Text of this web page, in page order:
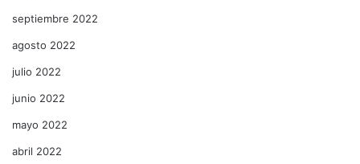
septiembre 2022
agosto 2022
julio 2022
junio 2022
mayo 2022
abril 2022